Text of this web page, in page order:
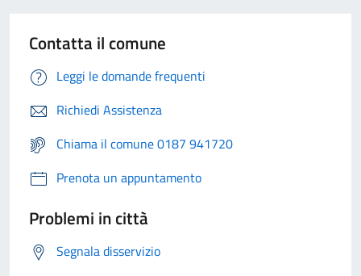
Contatta il comune
Leggi le domande frequenti
Richiedi Assistenza
Chiama il comune 0187 941720
Prenota un appuntamento
Problemi in città
Segnala disservizio